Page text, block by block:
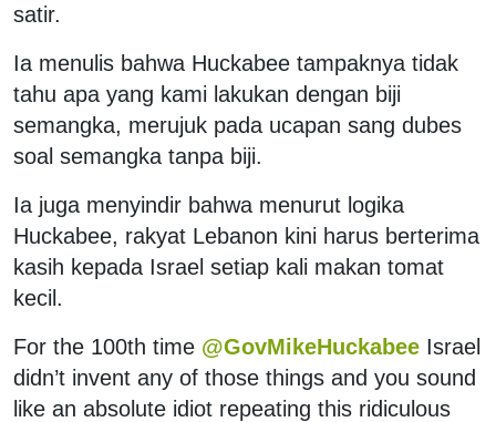
satir.
Ia menulis bahwa Huckabee tampaknya tidak
tahu apa yang kami lakukan dengan biji
semangka, merujuk pada ucapan sang dubes
soal semangka tanpa biji.
Ia juga menyindir bahwa menurut logika
Huckabee, rakyat Lebanon kini harus berterima
kasih kepada Israel setiap kali makan tomat
kecil.
For the 100th time @GovMikeHuckabee Israel
didn’t invent any of those things and you sound
like an absolute idiot repeating this ridiculous